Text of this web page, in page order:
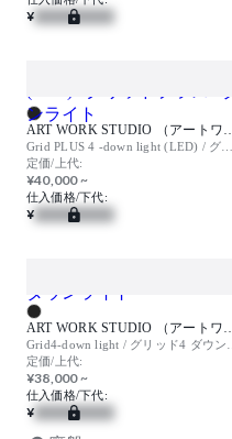
¥
ART WORK STUDIO （
定価/上代:
¥40,000 ~
仕入価格/下代:
¥
定価/上代:
¥38,000 ~
仕入価格/下代:
¥